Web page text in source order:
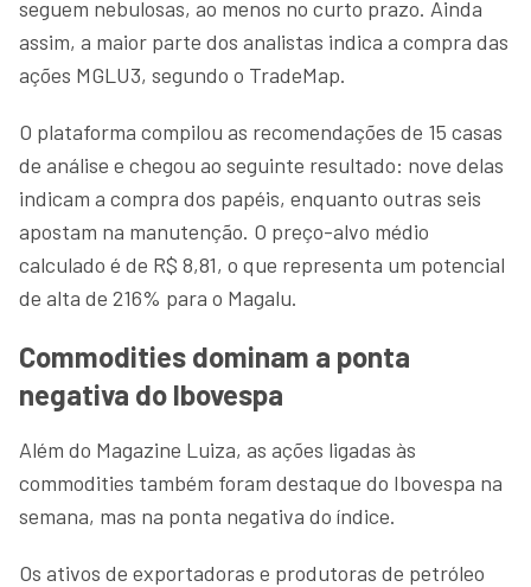
seguem nebulosas, ao menos no curto prazo. Ainda
assim, a maior parte dos analistas indica a compra das
ações MGLU3, segundo o TradeMap.
O plataforma compilou as recomendações de 15 casas
de análise e chegou ao seguinte resultado: nove delas
indicam a compra dos papéis, enquanto outras seis
apostam na manutenção. O preço-alvo médio
calculado é de R$ 8,81, o que representa um potencial
de alta de 216% para o Magalu.
Commodities dominam a ponta
negativa do Ibovespa
Além do Magazine Luiza, as ações ligadas às
commodities também foram destaque do Ibovespa na
semana, mas na ponta negativa do índice.
Os ativos de exportadoras e produtoras de petróleo